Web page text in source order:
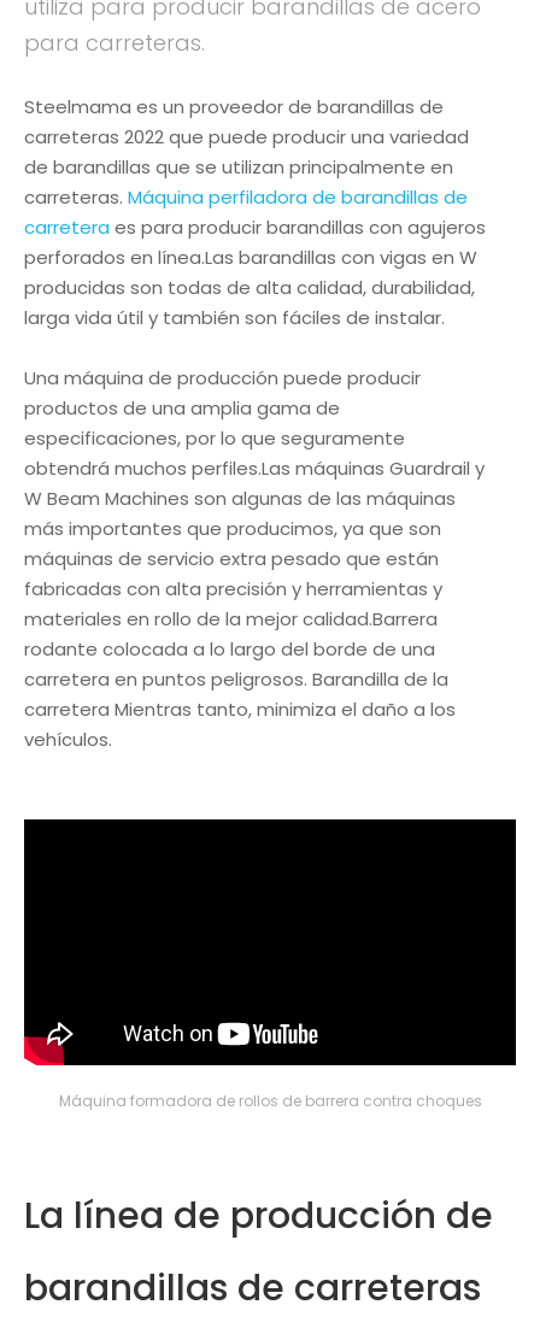
utiliza para producir barandillas de acero
para carreteras.
Steelmama es un proveedor de barandillas de
carreteras 2022 que puede producir una variedad
de barandillas que se utilizan principalmente en
carreteras. Máquina perfiladora de barandillas de
carretera es para producir barandillas con agujeros
perforados en línea.Las barandillas con vigas en W
producidas son todas de alta calidad, durabilidad,
larga vida útil y también son fáciles de instalar.
Una máquina de producción puede producir
productos de una amplia gama de
especificaciones, por lo que seguramente
obtendrá muchos perfiles.Las máquinas Guardrail y
W Beam Machines son algunas de las máquinas
más importantes que producimos, ya que son
máquinas de servicio extra pesado que están
fabricadas con alta precisión y herramientas y
materiales en rollo de la mejor calidad.Barrera
rodante colocada a lo largo del borde de una
carretera en puntos peligrosos. Barandilla de la
carretera Mientras tanto, minimiza el daño a los
vehículos.
máquina para
fabricar barandillas
de carreteras
Máquina formadora de rollos de barrera contra choques
La línea de producción de
barandillas de carreteras